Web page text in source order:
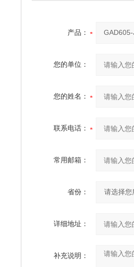
产品：
您的单位：
您的姓名：
联系电话：
常用邮箱：
省份：
详细地址：
补充说明：